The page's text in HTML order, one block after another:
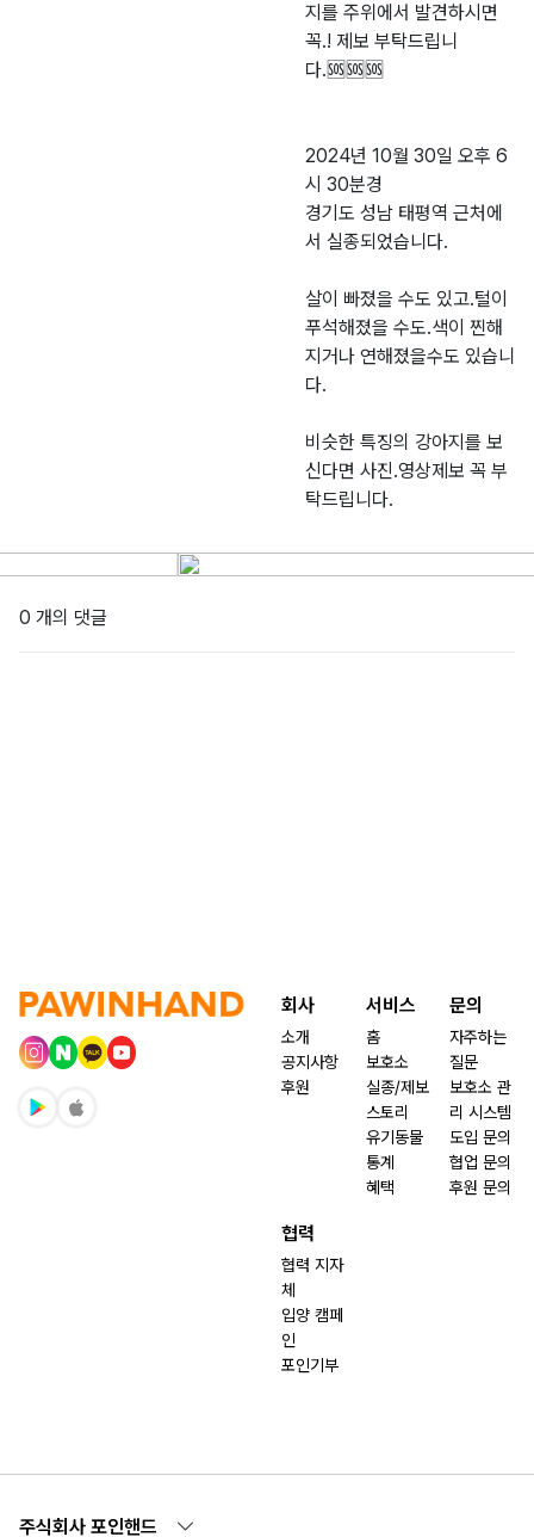
지를 주위에서 발견하시면
꼭.! 제보 부탁드립니
다.🆘️🆘️🆘️
2024년 10월 30일 오후 6
시 30분경
경기도 성남 태평역 근처에
서 실종되었습니다.
살이 빠졌을 수도 있고.털이
푸석해졌을 수도.색이 찐해
지거나 연해졌을수도 있습니
다.
비슷한 특징의 강아지를 보
신다면 사진.영상제보 꼭 부
탁드립니다.
0 개의 댓글
회사
소개
공지사항
후원
서비스
홈
보호소
실종/제보
스토리
유기동물
통계
혜택
문의
자주하는
질문
보호소 관
리 시스템
도입 문의
협업 문의
후원 문의
협력
협력 지자
체
입양 캠페
인
포인기부
주식회사 포인핸드